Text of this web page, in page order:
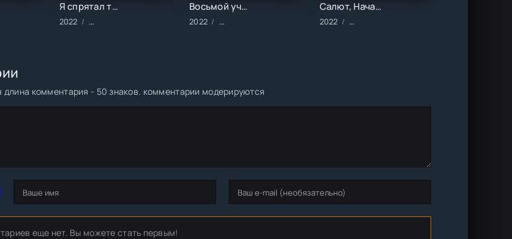
год/Зарубежные/Детективы/Драма/Криминал/Триллер
Я спрятал тебя в своем сердце (1 сезон)
2022 Сериалы/2022 год/Зарубежные/Турецкие/Комедия/Мелодрамы
Восьмой участок (1 сезон)
2022 Сериалы/2022 год/Зарубежные/Русские/Мелодрамы
Салют, Начальник (1-2 сезон)
2022 Сериалы/2022 год/Зарубежные/Русские/
комментария - 50 знаков. комментарии модерируются
еще нет. Вы можете стать первым!